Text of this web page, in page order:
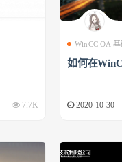
7.7K
WinCC OA
如何在
2020-10-30